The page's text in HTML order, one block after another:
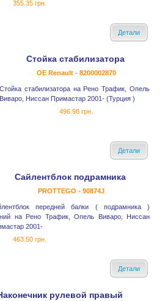
355.35 грн.
Детали
Стойка стабилизатора
OE Renault - 8200002870
Стойка стабилизатора на Рено Трафик, Опель
Виваро, Ниссан Примастар 2001- (Турция )
496.98 грн.
Детали
Сайлентблок подрамника
PROTTEGO - 90874J
передней балки ( подрамника )
на Рено Трафик, Опель Виваро, Ниссан
2001-
463.50 грн.
Детали
рулевой правый